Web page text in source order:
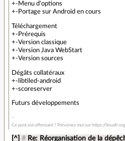
+-Menu d'options
+-Portage sur Android en cours
Téléchargement
+-Prérequis
+-Version classique
+-Version Java WebStart
+-Version sources
Dégâts collatéraux
+-libtiled-android
+-scoreserver
Futurs développements
Ce post est offensant ? Prévenez moi sur https://
[^] # Re: Réorganisation de la